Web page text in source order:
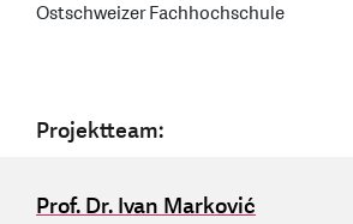
Ostschweizer Fachhochschule
Projektteam:
Prof. Dr. Ivan Marković